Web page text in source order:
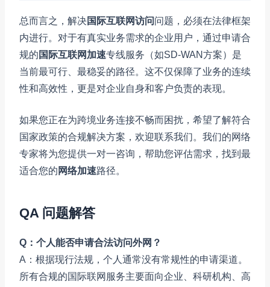
总而言之，解决国际互联网访问问题，必须在法律框架
内进行。对于有真实业务需求的企业用户，通过申请合
规的 国际互联网加速专线服务（如SD-WAN方案）是
当前最可行、最稳妥的路径。这不仅保障了业务的连续
性和高效性，更是对企业自身和客户负责的表现。
如果您正在为跨境业务连接不畅而困扰，希望了解符合
国家政策的合规解决方案，欢迎联系我们。我们的网络
专家将为您提供一对一咨询，帮助您评估需求，找到最
适合您的 网络加速路径。
QA 问题解答
Q：个人能否申请合法访问外网？
A：根据现行法规，个人通常没有常规性的申请渠道。
所有合规的国际联网服务主要面向企业、科研机构、高